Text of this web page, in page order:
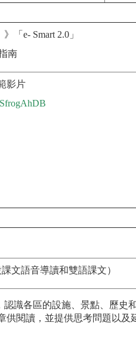
「e- Smart 2.0」
南
影片
文語音導讀和雙語課文）
識各區的設施、景點、歷史
供閱讀，並提供思考問題以及